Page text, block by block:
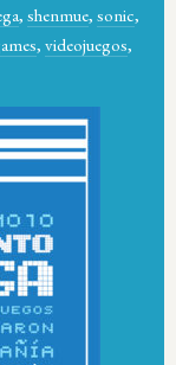
, shenmue, sonic,
, videojuegos,